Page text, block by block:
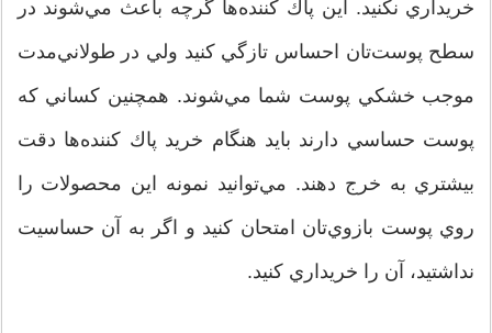
خريداري نكنيد. اين پاك كننده‌ها گرچه باعث مي‌شوند در
سطح پوست‌تان احساس تازگي كنيد ولي در طولاني‌مدت
موجب خشكي پوست شما مي‌شوند. همچنين كساني كه
پوست حساسي دارند بايد هنگام خريد پاك كننده‌ها دقت
بيشتري به خرج دهند. مي‌توانيد نمونه اين محصولات را
روي پوست بازوي‌تان امتحان كنيد و اگر به آن حساسيت
نداشتيد، آن را خريداري كنيد.